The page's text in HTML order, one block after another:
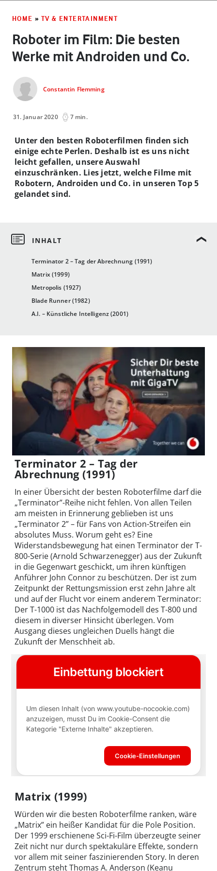
HOME » TV & ENTERTAINMENT
Roboter im Film: Die besten
Werke mit Androiden und Co.
Constantin Flemming
31. Januar 2020 7 min.
Terminator 2 – Tag der Abrechnung (1991)
Matrix (1999)
Metropolis (1927)
Blade Runner (1982)
A.I. – Künstliche Intelligenz (2001)
Unter den besten Roboterfilmen finden sich
einige echte Perlen. Deshalb ist es uns nicht
leicht gefallen, unsere Auswahl
einzuschränken. Lies jetzt, welche Filme mit
Robotern, Androiden und Co. in unseren Top 5
gelandet sind.
Terminator 2 – Tag der
Abrechnung (1991)
In einer Übersicht der besten Roboterfilme darf die
„Terminator”-Reihe nicht fehlen. Von allen Teilen
am meisten in Erinnerung geblieben ist uns
„Terminator 2” – für Fans von Action-Streifen ein
absolutes Muss. Worum geht es? Eine
Widerstandsbewegung hat einen Terminator der T-
800-Serie (Arnold Schwarzenegger) aus der Zukunft
in die Gegenwart geschickt, um ihren künftigen
Anführer John Connor zu beschützen. Der ist zum
Zeitpunkt der Rettungsmission erst zehn Jahre alt
und auf der Flucht vor einem anderem Terminator:
Der T-1000 ist das Nachfolgemodell des T-800 und
diesem in diverser Hinsicht überlegen. Vom
Ausgang dieses ungleichen Duells hängt die
Zukunft der Menschheit ab.
Matrix (1999)
Würden wir die besten Roboterfilme ranken, wäre
„Matrix” ein heißer Kandidat für die Pole Position.
Der 1999 erschienene Sci-Fi-Film überzeugte seiner
Zeit nicht nur durch spektakuläre Effekte, sondern
vor allem mit seiner faszinierenden Story. In deren
Zentrum steht Thomas A. Anderson (Keanu